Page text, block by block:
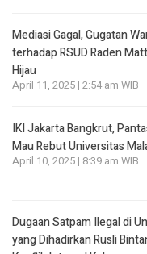
Mediasi Gagal, Gugatan
terhadap RSUD Raden
Hijau
April 11, 2025 | 2:54 am WIB
IKI Jakarta Bangkrut,
Mau Rebut Universitas
April 10, 2025 | 8:39 am WIB
Dugaan Satpam Ilegal di
yang Dihadirkan Rusli